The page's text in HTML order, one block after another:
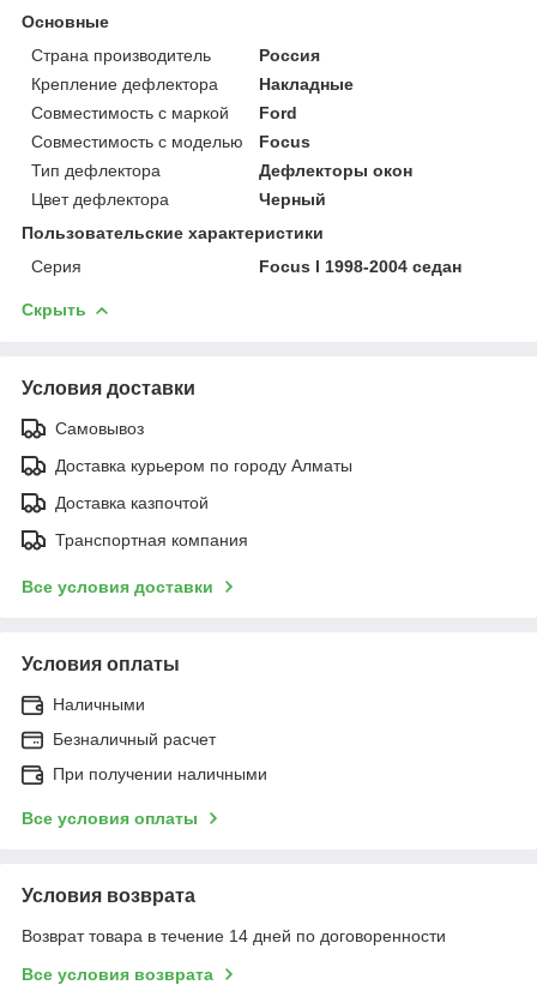
Основные
Страна производитель
Россия
Крепление дефлектора
Накладные
Совместимость с маркой
Ford
Совместимость с моделью
Focus
Тип дефлектора
Дефлекторы окон
Цвет дефлектора
Черный
Пользовательские характеристики
Серия
Focus l 1998-2004 седан
Скрыть
Условия доставки
Самовывоз
Доставка курьером по городу Алматы
Доставка казпочтой
Транспортная компания
Все условия доставки
Условия оплаты
Наличными
Безналичный расчет
При получении наличными
Все условия оплаты
Условия возврата
Возврат товара в течение 14 дней по договоренности
Все условия возврата